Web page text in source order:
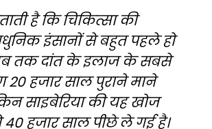
है कि चिकित्सा की
इंसानों से बहुत पहले हो
तक दांत के इलाज के सबसे
20 हजार साल पुराने माने
साइबेरिया की यह खोज
40 हजार साल पीछे ले गई है।